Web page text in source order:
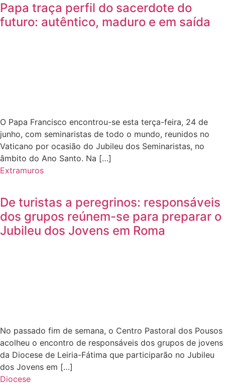
Papa traça perfil do sacerdote do
futuro: autêntico, maduro e em saída
O Papa Francisco encontrou-se esta terça-feira, 24 de
junho, com seminaristas de todo o mundo, reunidos no
Vaticano por ocasião do Jubileu dos Seminaristas, no
âmbito do Ano Santo. Na […]
Extramuros
De turistas a peregrinos: responsáveis
dos grupos reúnem-se para preparar o
Jubileu dos Jovens em Roma
No passado fim de semana, o Centro Pastoral dos Pousos
acolheu o encontro de responsáveis dos grupos de jovens
da Diocese de Leiria-Fátima que participarão no Jubileu
dos Jovens em […]
Diocese